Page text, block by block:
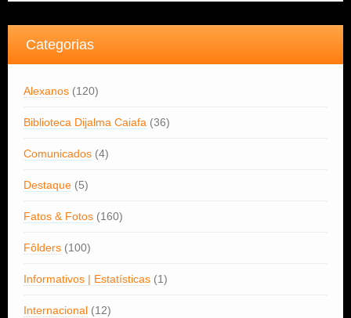
Categorias
Alexanos (120)
Biblioteca Dijalma Caiafa (36)
Comunicados (4)
Destaque (5)
Fatos & Fotos (160)
Fôlders (100)
Informativos | Estatísticas (1)
Internacional (12)